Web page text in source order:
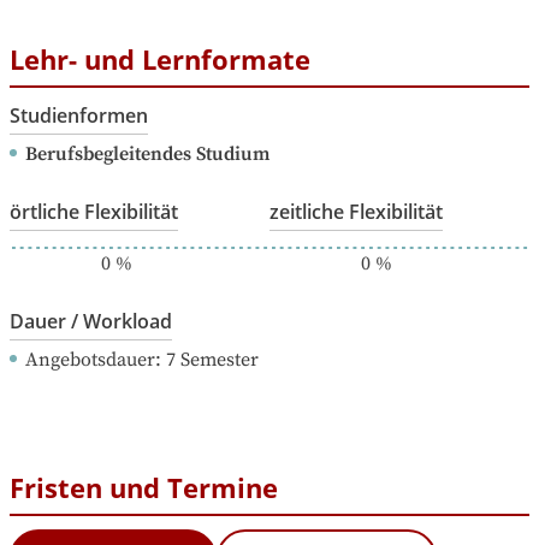
Lehr- und Lernformate
Studienformen
Berufsbegleitendes Studium
örtliche Flexibilität
0%
zeitliche Flexibilität
0%
Dauer / Workload
Angebotsdauer: 7 Semester
Fristen und Termine